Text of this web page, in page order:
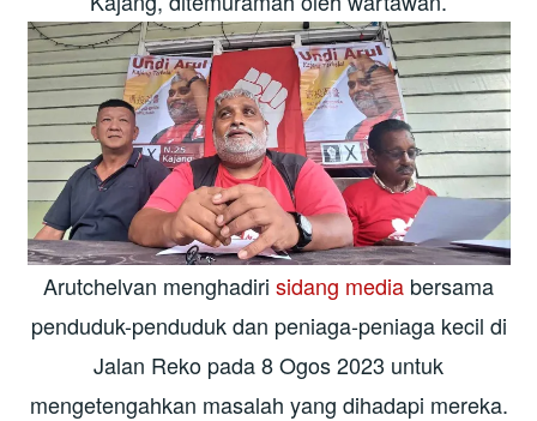
Arutchelvan menghadiri sidang media bersama
penduduk-penduduk dan peniaga-peniaga kecil di
Jalan Reko pada 8 Ogos 2023 untuk
mengetengahkan masalah yang dihadapi mereka.